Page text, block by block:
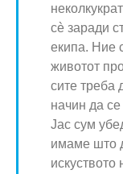
сè заради
екипа. Ние
животот
сите треба
начин да
Јас сум
имаме што